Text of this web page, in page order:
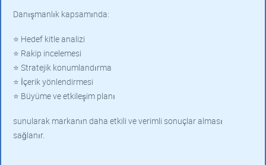
Danışmanlık kapsamında:
⭐ Hedef kitle analizi
⭐ Rakip incelemesi
⭐ Stratejik konumlandırma
⭐ İçerik yönlendirmesi
⭐ Büyüme ve etkileşim planı
sunularak markanın daha etkili ve verimli sonuçlar alması
sağlanır.